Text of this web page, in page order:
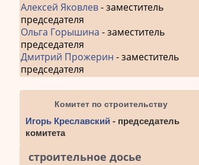
Алексей Яковлев- заместитель
председателя
Ольга Горышина - заместитель
председателя
Дмитрий Прожерин - заместитель
председателя
Комитет по строительству
Игорь Креславский - председатель
комитета
строительное досье